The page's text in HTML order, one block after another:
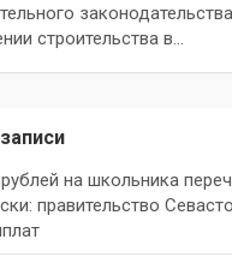
строительства в…
на школьника
правительство